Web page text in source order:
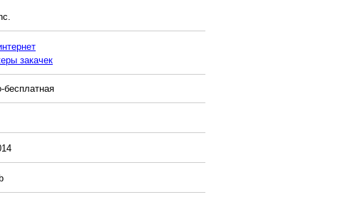
закачек
бесплатная